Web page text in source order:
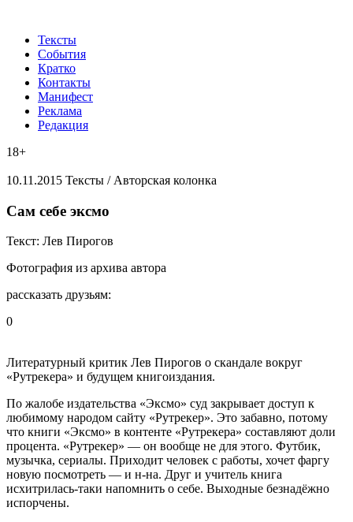
Тексты
События
Кратко
Контакты
Манифест
Реклама
Редакция
18+
10.11.2015 Тексты / Авторская колонка
​Сам себе эксмо
Текст: Лев Пирогов
Фотография из архива автора
рассказать друзьям:
0
Литературный критик Лев Пирогов о скандале вокруг
«Рутрекера» и будущем книгоиздания.
По жалобе издательства «Эксмо» суд закрывает доступ к
любимому народом сайту «Рутрекер». Это забавно, потому
что книги «Эксмо» в контенте «Рутрекера» составляют доли
процента. «Рутрекер» — он вообще не для этого. Футбик,
музычка, сериалы. Приходит человек с работы, хочет фаргу
новую посмотреть — и н-на. Друг и учитель книга
исхитрилась-таки напомнить о себе. Выходные безнадёжно
испорчены.